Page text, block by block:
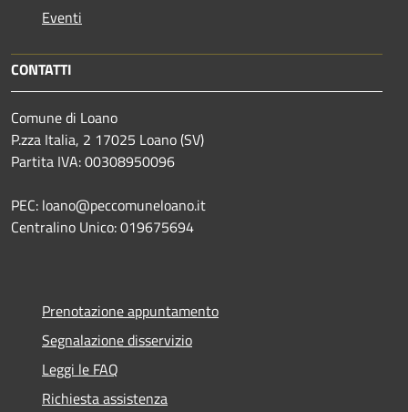
Eventi
CONTATTI
Comune di Loano
P.zza Italia, 2 17025 Loano (SV)
Partita IVA: 00308950096
PEC: loano@peccomuneloano.it
Centralino Unico: 019675694
Prenotazione appuntamento
Segnalazione disservizio
Leggi le FAQ
Richiesta assistenza